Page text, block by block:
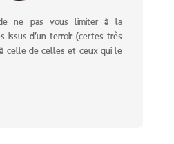
de ne pas vous limiter à la
issus d’un terroir (certes très
à celle de celles et ceux qui le